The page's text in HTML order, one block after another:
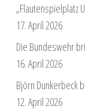
„Flautenspielplatz
17. April 2026
Die Bundeswehr
16. April 2026
Björn Dunkerbeck
12. April 2026